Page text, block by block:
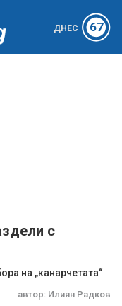
ДНЕС 67
с
на „канарчетата“
автор: Илиян Радков